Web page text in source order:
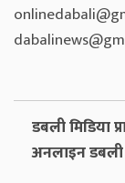
डबली मिडिया
अनलाइन